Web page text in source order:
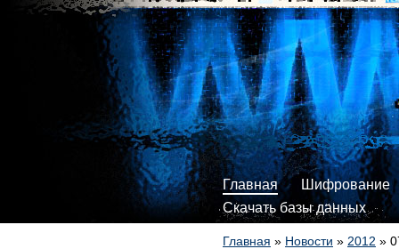
Главная
Шифрование
Скачать базы данных
Главная » Новости » 2012 »